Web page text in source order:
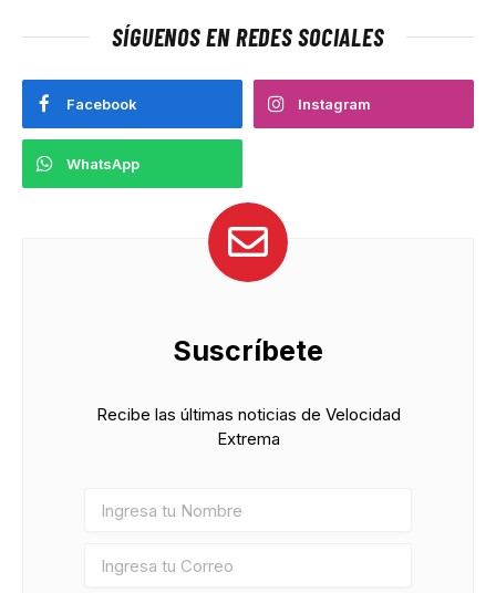
SÍGUENOS EN REDES SOCIALES
Facebook Instagram
WhatsApp
Suscríbete
Recibe las últimas noticias de Velocidad
Extrema